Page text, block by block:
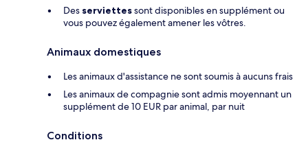
Des serviettessont disponibles en supplément ou
vous pouvez également amener les vôtres.
Animaux domestiques
Les animaux d'assistance ne sont soumis à aucuns frais
Les animaux de compagnie sont admis moyennant un
supplément de 10 EUR par animal, par nuit
Conditions